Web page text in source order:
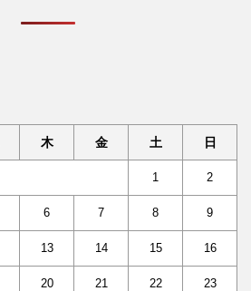
木 金 土 日
1 2
6 7 8 9
13 14 15 16
20 21 22 23